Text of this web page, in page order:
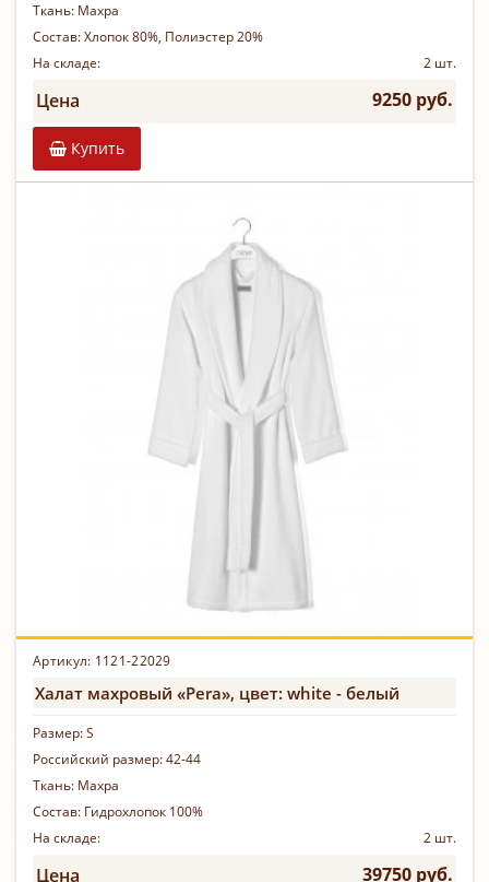
Ткань: Махра
Состав:Хлопок 80%, Полиэстер 20%
На складе:
2 шт.
Цена 9250 руб.
Купить
Артикул: 1121-22029
Халат махровый «Pera», цвет: white - белый
Размер:S
Российский размер:42-44
Ткань: Махра
Состав: Гидрохлопок 100%
На складе:
2 шт.
Цена 39750 руб.